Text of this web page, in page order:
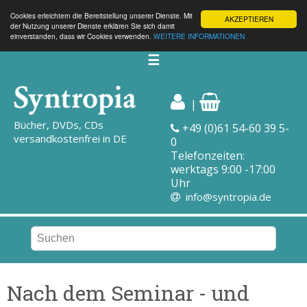
AKZEPTIEREN
Cookies erleichtern die Bereitstellung unserer Dienste. Mit
der Nutzung unserer Dienste erklären Sie sich damit
einverstanden, dass wir Cookies verwenden. WEITERE INFORMATIONEN
☰
Bücher, DVDs, CDs
versandkostenfrei in DE
|
+49 (0)61 54-60 39 5-
0
Telefonzeiten:
werktags 9:00 -17:00
Uhr
info@syntropia.de
Nach dem Seminar - und